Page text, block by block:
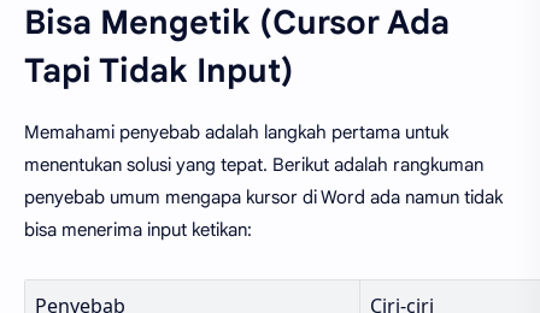
Bisa Mengetik (Cursor Ada
Tapi Tidak Input)
Memahami penyebab adalah langkah pertama untuk
menentukan solusi yang tepat. Berikut adalah rangkuman
penyebab umum mengapa kursor di Word ada namun tidak
bisa menerima input ketikan:
Penyebab Ciri-ciri